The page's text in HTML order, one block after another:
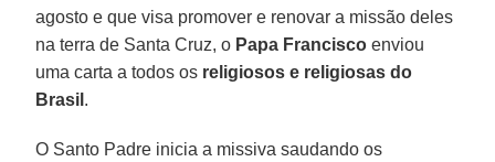
agosto e que visa promover e renovar a missão deles
na terra de Santa Cruz, o Papa Francisco enviou
uma carta a todos os religiosos e religiosas do
Brasil .
O Santo Padre inicia a missiva saudando os